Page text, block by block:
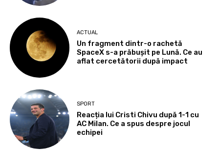
ACTUAL
Un fragment dintr-o rachetă
SpaceX s-a prăbușit pe Lună. Ce au
aflat cercetătorii după impact
SPORT
Reacția lui Cristi Chivu după 1-1 cu
AC Milan. Ce a spus despre jocul
echipei